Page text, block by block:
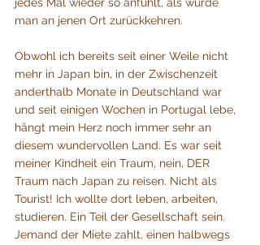
man an jenen Ort zurückkehren.
Obwohl ich bereits seit einer Weile nicht
mehr in Japan bin, in der Zwischenzeit
anderthalb Monate in Deutschland war
und seit einigen Wochen in Portugal lebe,
hängt mein Herz noch immer sehr an
diesem wundervollen Land. Es war seit
meiner Kindheit ein Traum, nein, DER
Traum nach Japan zu reisen. Nicht als
Tourist! Ich wollte dort leben, arbeiten,
studieren. Ein Teil der Gesellschaft sein.
Jemand der Miete zahlt, einen halbwegs